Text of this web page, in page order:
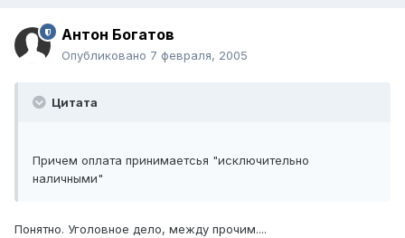
Антон Богатов
Опубликовано 7 февраля, 2005
Цитата
Причем оплата принимаетсья "исключительно
наличными"
Понятно. Уголовное дело, между прочим....